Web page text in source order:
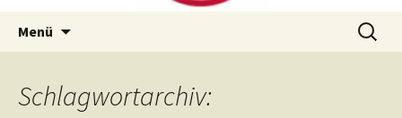
Menü
Suchen
nach:
Schlagwortarchiv: